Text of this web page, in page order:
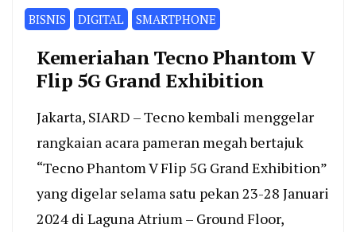
BISNIS DIGITAL SMARTPHONE
Kemeriahan Tecno Phantom V
Flip 5G Grand Exhibition
Jakarta, SIARD – Tecno kembali menggelar
rangkaian acara pameran megah bertajuk
“Tecno Phantom V Flip 5G Grand Exhibition”
yang digelar selama satu pekan 23-28 Januari
2024 di Laguna Atrium – Ground Floor,